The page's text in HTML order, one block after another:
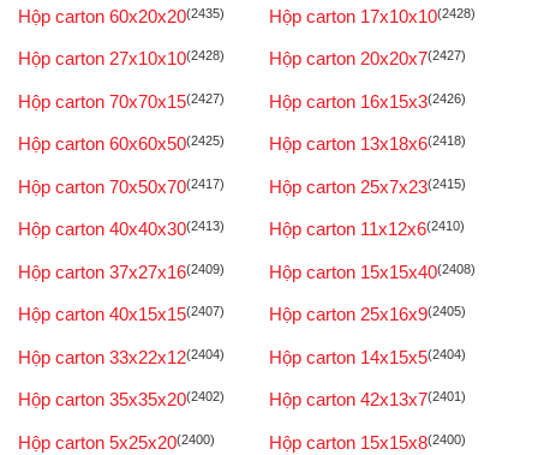
Hộp carton 60x20x20(2435) Hộp carton 17x10x10(2428)
Hộp carton 27x10x10(2428) Hộp carton 20x20x7(2427)
Hộp carton 70x70x15(2427) Hộp carton 16x15x3(2426)
Hộp carton 60x60x50(2425) Hộp carton 13x18x6(2418)
Hộp carton 70x50x70(2417) Hộp carton 25x7x23(2415)
Hộp carton 40x40x30(2413) Hộp carton 11x12x6(2410)
Hộp carton 37x27x16(2409) Hộp carton 15x15x40(2408)
Hộp carton 40x15x15(2407) Hộp carton 25x16x9(2405)
Hộp carton 33x22x12(2404) Hộp carton 14x15x5(2404)
Hộp carton 35x35x20(2402) Hộp carton 42x13x7(2401)
Hộp carton 5x25x20(2400) Hộp carton 15x15x8(2400)